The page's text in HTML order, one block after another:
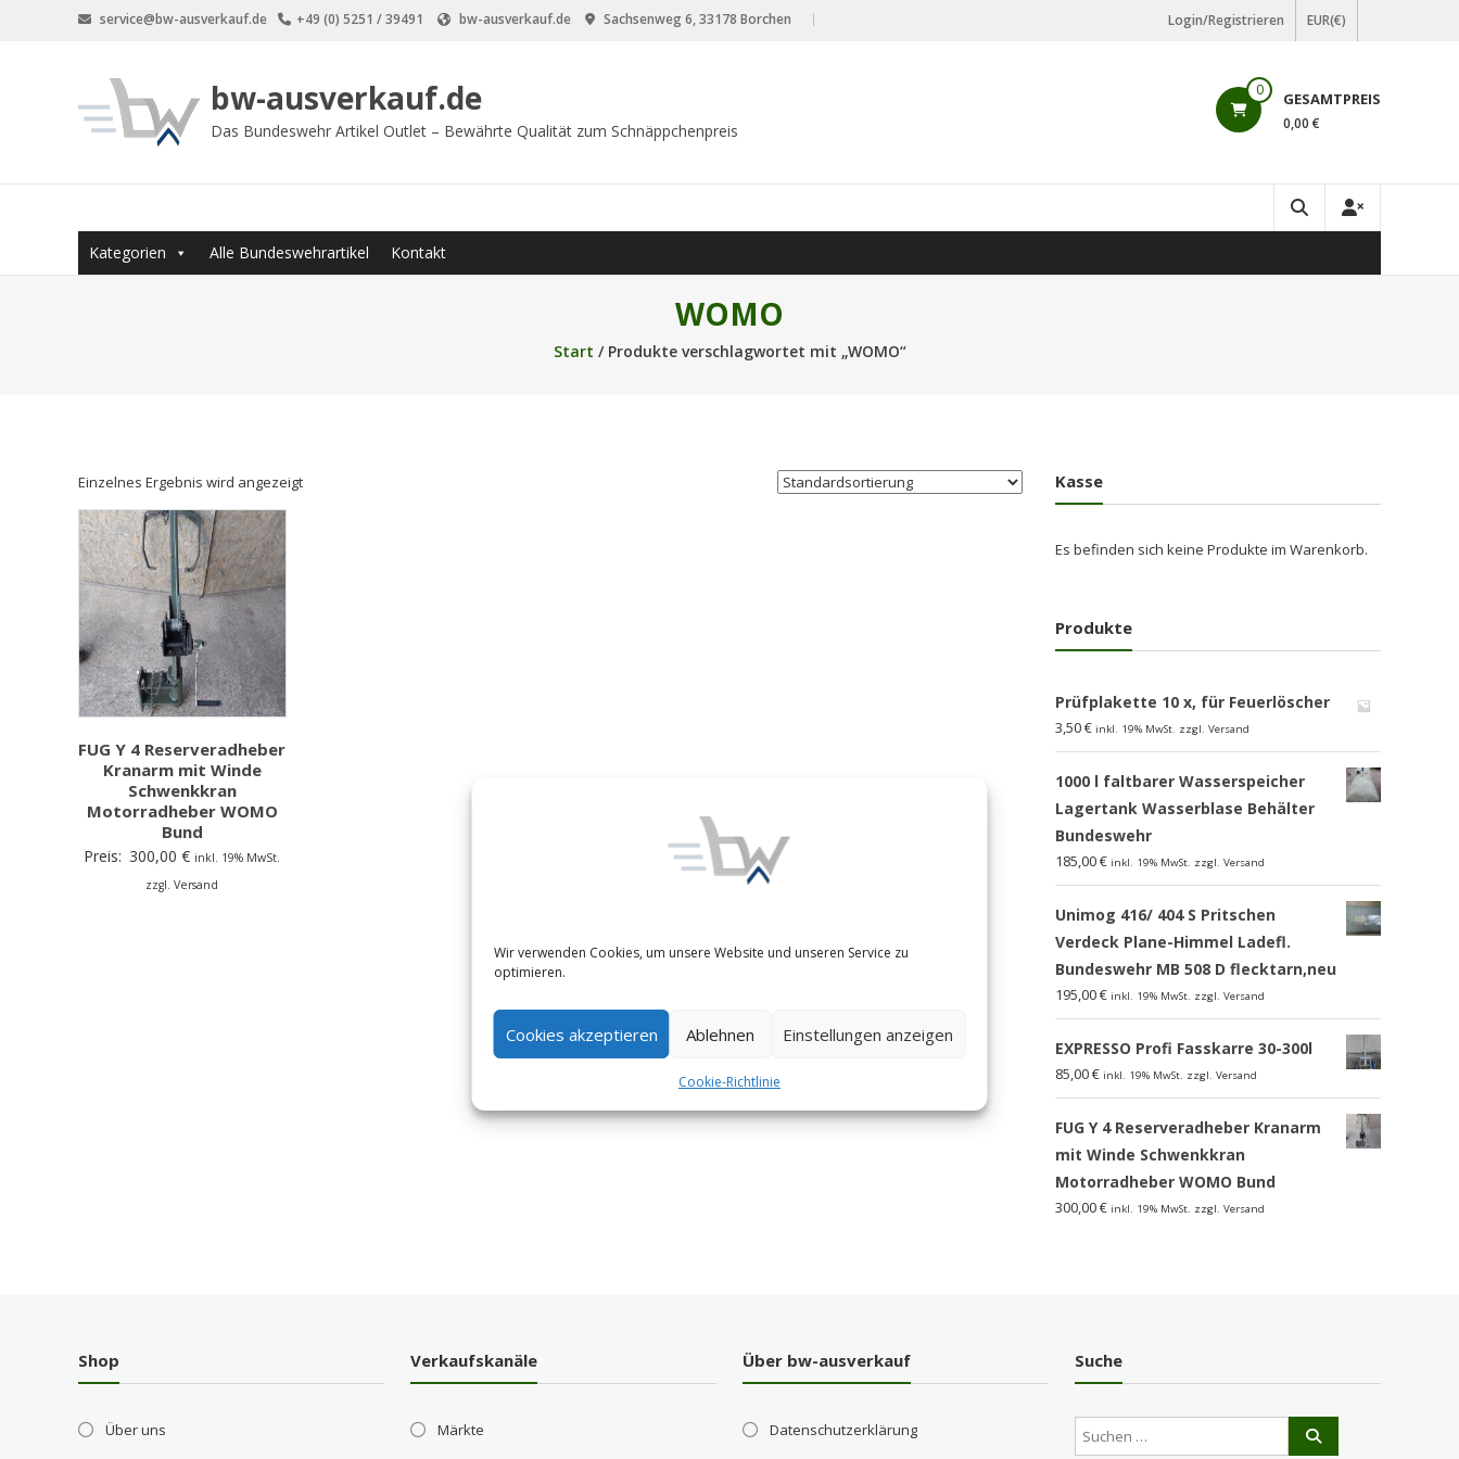
Wir verwenden Cookies, um unsere Website und unseren Service zu
optimieren.
Cookies akzeptieren Ablehnen Einstellungen anzeigen
Cookie-Richtlinie
service@bw-ausverkauf.de +49 (0) 5251 / 39491 bw-ausverkauf.de Sachsenweg 6, 33178 Borchen Login/Registrieren EUR(€)
bw-ausverkauf.de
Das Bundeswehr Artikel Outlet – Bewährte Qualität zum Schnäppchenpreis
0 GESAMTPREIS
0,00 €
Kategorien Alle Bundeswehrartikel Kontakt
WOMO
Start / Produkte verschlagwortet mit „WOMO“
Einzelnes Ergebnis wird angezeigt
FUG Y 4 Reserveradheber
Kranarm mit Winde
Schwenkkran
Motorradheber WOMO
Bund
Preis: 300,00€ inkl. 19% MwSt.
zzgl. Versand
Kasse
Es befinden sich keine Produkte im Warenkorb.
Produkte
Prüfplakette 10 x, für Feuerlöscher
3,50€ inkl. 19% MwSt. zzgl. Versand
1000 l faltbarer Wasserspeicher
Lagertank Wasserblase Behälter
Bundeswehr
185,00€ inkl. 19% MwSt. zzgl. Versand
Unimog 416/ 404 S Pritschen
Verdeck Plane-Himmel Ladefl.
Bundeswehr MB 508 D flecktarn,neu
195,00€ inkl. 19% MwSt. zzgl. Versand
EXPRESSO Profi Fasskarre 30-300l
85,00€ inkl. 19% MwSt. zzgl. Versand
FUG Y 4 Reserveradheber Kranarm
mit Winde Schwenkkran
Motorradheber WOMO Bund
300,00€ inkl. 19% MwSt. zzgl. Versand
Shop
Über uns
Verkaufskanäle
Märkte
Über bw-ausverkauf
Datenschutzerklärung
Suche